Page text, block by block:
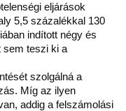
eljárások
5,5 százalékkal 130
indított négy és
sem teszi ki a
szolgálná a
Míg az ilyen
addig a felszámolási